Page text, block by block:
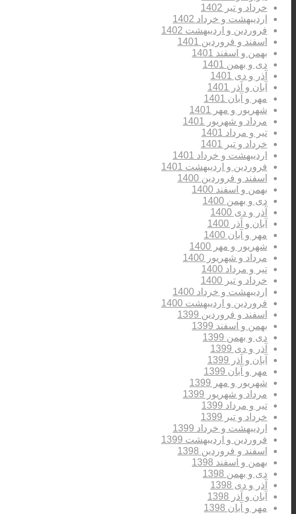
خرداد و تیر 1402
اردیبهشت و خرداد 1402
فروردین و اردیبهشت 1402
اسفند و فروردین 1401
بهمن و اسفند 1401
دی و بهمن 1401
آذر و دی 1401
آبان و آذر 1401
مهر و آبان 1401
شهریور و مهر 1401
مرداد و شهریور 1401
تیر و مرداد 1401
خرداد و تیر 1401
اردیبهشت و خرداد 1401
فروردین و اردیبهشت 1401
اسفند و فروردین 1400
بهمن و اسفند 1400
دی و بهمن 1400
آذر و دی 1400
آبان و آذر 1400
مهر و آبان 1400
شهریور و مهر 1400
مرداد و شهریور 1400
تیر و مرداد 1400
خرداد و تیر 1400
اردیبهشت و خرداد 1400
فروردین و اردیبهشت 1400
اسفند و فروردین 1399
بهمن و اسفند 1399
دی و بهمن 1399
آذر و دی 1399
آبان و آذر 1399
مهر و آبان 1399
شهریور و مهر 1399
مرداد و شهریور 1399
تیر و مرداد 1399
خرداد و تیر 1399
اردیبهشت و خرداد 1399
فروردین و اردیبهشت 1399
اسفند و فروردین 1398
بهمن و اسفند 1398
دی و بهمن 1398
آذر و دی 1398
آبان و آذر 1398
مهر و آبان 1398